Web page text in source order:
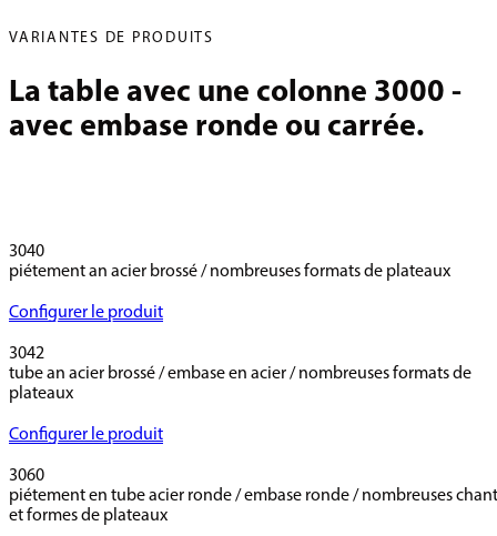
VARIANTES DE PRODUITS
La table avec une colonne 3000 -
avec embase ronde ou carrée.
3040
Configurer le produit
3042
tube an acier brossé / embase en acier / nombreuses formats de
plateaux
Configurer le produit
3060
piétement en tube acier ronde / embase ronde / nombreuses
et formes de plateaux